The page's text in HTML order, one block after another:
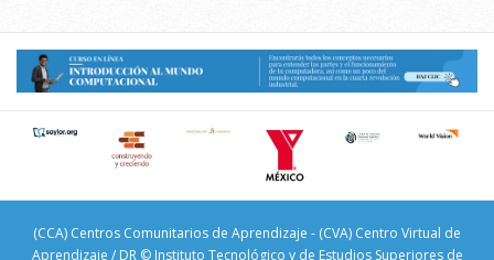
(CCA) Centros Comunitarios de Aprendizaje - (CVA) Centro Virtual de
Aprendizaje / DR © Instituto Tecnológico y de Estudios Superiores de